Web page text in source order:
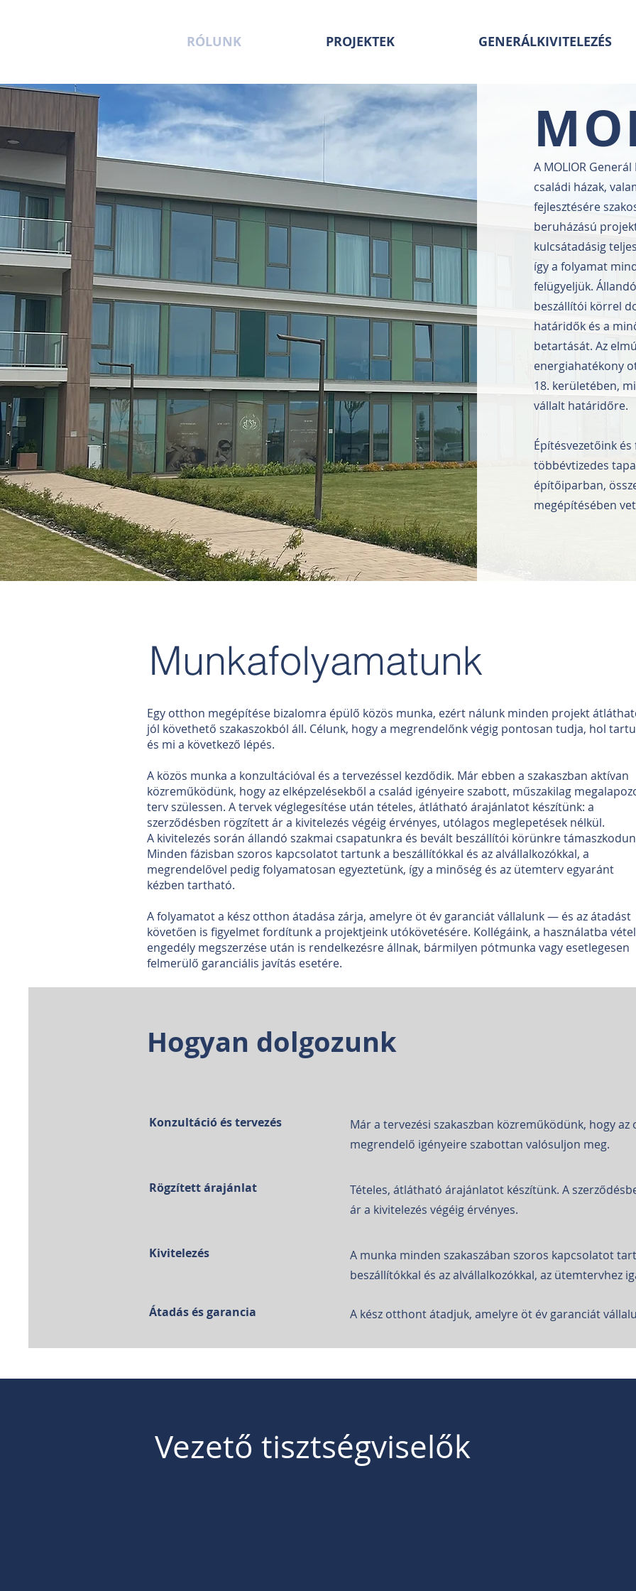
RÓLUNK PROJEKTEK GENERÁLKIVITELEZÉS
A MOLIOR
családi házak,
fejlesztésére
beruházású
kulcsátadásig
így a folyamat
felügyeljük.
beszállítói körrel
határidők és a
betartását. Az
energiahatékony
18. kerületében,
vállalt határidőre.
Építésvezetőink
többévtizedes
építőiparban,
megépítésében
Munkafolyamatunk
Egy otthon megépítése bizalomra épülő közös munka, ezért nálunk minden projekt
jól követhető szakaszokból áll. Célunk, hogy a megrendelőnk végig pontosan tudja, hol
és mi a következő lépés.
A közös munka a konzultációval és a tervezéssel kezdődik. Már ebben a szakaszban aktívan
közreműködünk, hogy az elképzelésekből a család igényeire szabott, műszakilag
terv szülessen. A tervek véglegesítése után tételes, átlátható árajánlatot készítünk: a
szerződésben rögzített ár a kivitelezés végéig érvényes, utólagos meglepetések nélkül.
A kivitelezés során állandó szakmai csapatunkra és bevált beszállítói körünkre
Minden fázisban szoros kapcsolatot tartunk a beszállítókkal és az alvállalkozókkal, a
megrendelővel pedig folyamatosan egyeztetünk, így a minőség és az ütemterv egyaránt
kézben tartható.
A folyamatot a kész otthon átadása zárja, amelyre öt év garanciát vállalunk — és az átadást
követően is figyelmet fordítunk a projektjeink utókövetésére. Kollégáink, a használatba
engedély megszerzése után is rendelkezésre állnak, bármilyen pótmunka vagy esetlegesen
felmerülő garanciális javítás esetére.
Hogyan dolgozunk
Konzultáció és tervezés
Már a tervezési szakaszban közreműködünk, hogy az
megrendelő igényeire szabottan valósuljon meg.
Rögzített árajánlat
Tételes, átlátható árajánlatot készítünk. A
ár a kivitelezés végéig érvényes.
Kivitelezés
A munka minden szakaszában szoros kapcsolatot
beszállítókkal és az alvállalkozókkal, az ütemtervhez
Átadás és garancia A kész otthont átadjuk, amelyre öt év garanciát
Vezető tisztségviselők